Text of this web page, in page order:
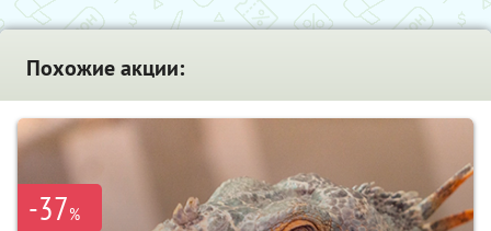
Похожие акции:
-37%